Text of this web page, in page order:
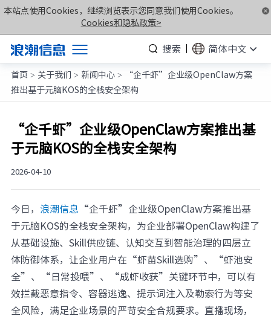
本站点使用Cookies，继续浏览表示您同意我们使用Cookies。
Cookies和隐私政策>
搜索
简体中文
产品
解决方案
服务支持
如何购买
合作伙伴
联合创新平台
关于我们
计算产业洞察
元脑品牌升级公告
首页 > 关于我们 > 新闻中心 >
“企千虾”企业级OpenClaw方案
推出基于元脑KOS的全栈安全架构
“企千虾”企业级OpenClaw方案推出基
于元脑KOS的全栈安全架构
2026-04-10
今日， 浪潮信息 “企千虾”企业级OpenClaw方案推出基
于元脑KOS的全栈安全架构，为企业部署OpenClaw构建了
从基础设施、Skill供应链、认知交互到智能治理的四层立
体防御体系，让企业用户在“虾苗Skill选购”、“虾池安
全”、“日常投喂”、“成虾收获”关键环节中，可以有
效拦截恶意指令、容器逃逸、提示词注入及勒索行为等安
全风险，满足企业场景的严苛安全合规要求。直播现场，